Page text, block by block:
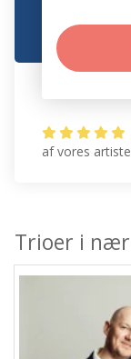
af vores
Trioer i